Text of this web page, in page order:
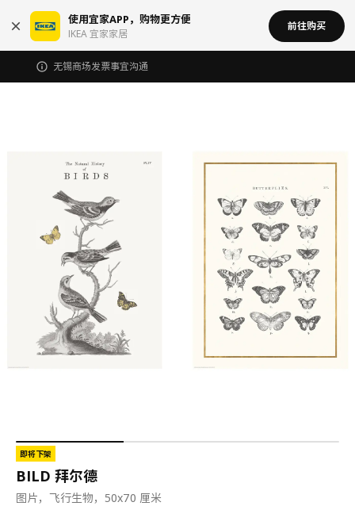
使用宜家APP，购物更方便
IKEA 宜家家居
前往购买
无锡商场发票事宜沟通
即将下架
BILD 拜尔德
图片，飞行生物，50x70 厘米